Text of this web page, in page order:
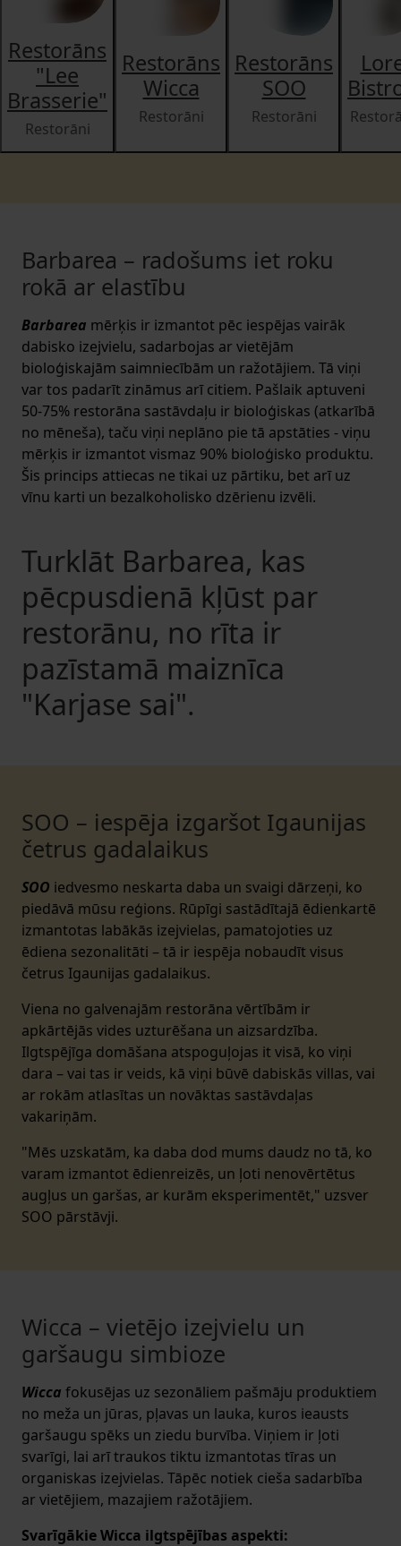
Restorāns
"Lee
Brasserie"
Restorāni
Restorāns
Wicca
Restorāni
Restorāns
SOO
Restorāni
Barbarea – radošums iet roku
rokā ar elastību
Barbarea mērķis ir izmantot pēc iespējas vairāk
dabisko izejvielu, sadarbojas ar vietējām
bioloģiskajām saimniecībām un ražotājiem. Tā viņi
var tos padarīt zināmus arī citiem. Pašlaik aptuveni
50-75% restorāna sastāvdaļu ir bioloģiskas (atkarībā
no mēneša), taču viņi neplāno pie tā apstāties - viņu
mērķis ir izmantot vismaz 90% bioloģisko produktu.
Šis princips attiecas ne tikai uz pārtiku, bet arī uz
vīnu karti un bezalkoholisko dzērienu izvēli.
Turklāt Barbarea, kas
pēcpusdienā kļūst par
restorānu, no rīta ir
pazīstamā maiznīca
"Karjase sai".
SOO – iespēja izgaršot Igaunijas
četrus gadalaikus
SOO iedvesmo neskarta daba un svaigi dārzeņi, ko
piedāvā mūsu reģions. Rūpīgi sastādītajā ēdienkartē
izmantotas labākās izejvielas, pamatojoties uz
ēdiena sezonalitāti – tā ir iespēja nobaudīt visus
četrus Igaunijas gadalaikus.
Viena no galvenajām restorāna vērtībām ir
apkārtējās vides uzturēšana un aizsardzība.
Ilgtspējīga domāšana atspoguļojas it visā, ko viņi
dara – vai tas ir veids, kā viņi būvē dabiskās villas, vai
ar rokām atlasītas un novāktas sastāvdaļas
vakariņām.
"Mēs uzskatām, ka daba dod mums daudz no tā, ko
varam izmantot ēdienreizēs, un ļoti nenovērtētus
augļus un garšas, ar kurām eksperimentēt," uzsver
SOO pārstāvji.
Wicca – vietējo izejvielu un
garšaugu simbioze
Wicca fokusējas uz sezonāliem pašmāju produktiem
no meža un jūras, pļavas un lauka, kuros ieausts
garšaugu spēks un ziedu burvība. Viņiem ir ļoti
svarīgi, lai arī traukos tiktu izmantotas tīras un
organiskas izejvielas. Tāpēc notiek cieša sadarbība
ar vietējiem, mazajiem ražotājiem.
Svarīgākie Wicca ilgtspējības aspekti: